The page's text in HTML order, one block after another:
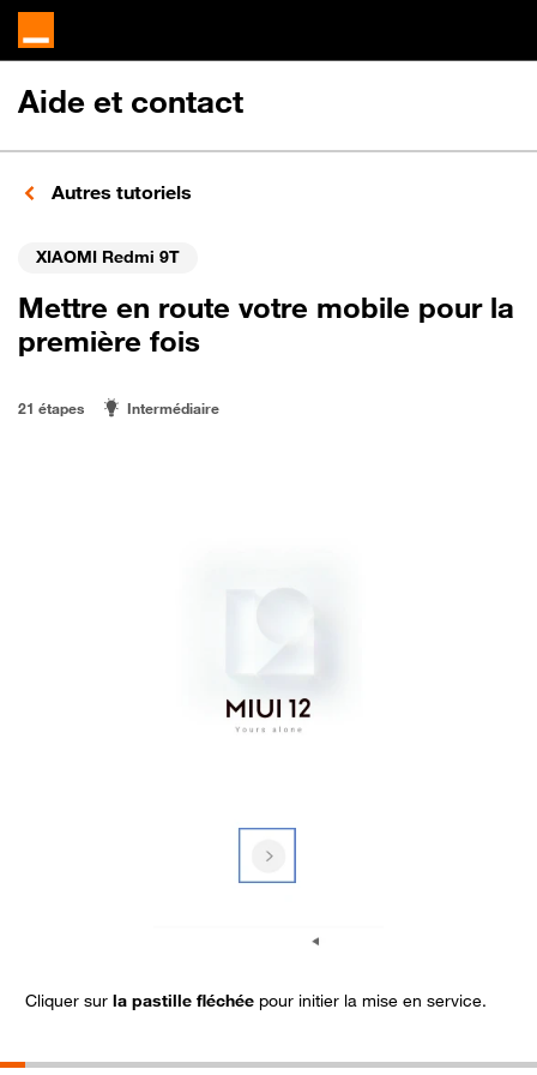
Aide et contact
Autres tutoriels
XIAOMI Redmi 9T
Mettre en route votre mobile pour la
première fois
21 étapes Intermédiaire
Cliquer sur la pastille fléchée pour initier la mise en service.